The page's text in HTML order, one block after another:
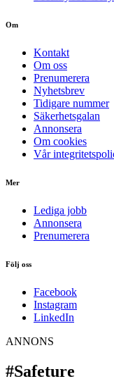
Om
Kontakt
Om oss
Prenumerera
Nyhetsbrev
Tidigare nummer
Säkerhetsgalan
Annonsera
Om cookies
Vår
Mer
Lediga jobb
Annonsera
Prenumerera
Följ oss
Facebook
Instagram
LinkedIn
ANNONS
#Safeture